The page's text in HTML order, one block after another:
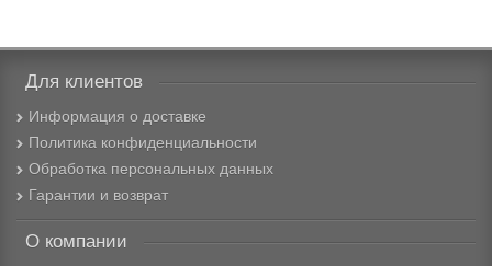
Для клиентов
Информация о доставке
Политика конфиденциальности
Обработка персональных данных
Гарантии и возврат
О компании